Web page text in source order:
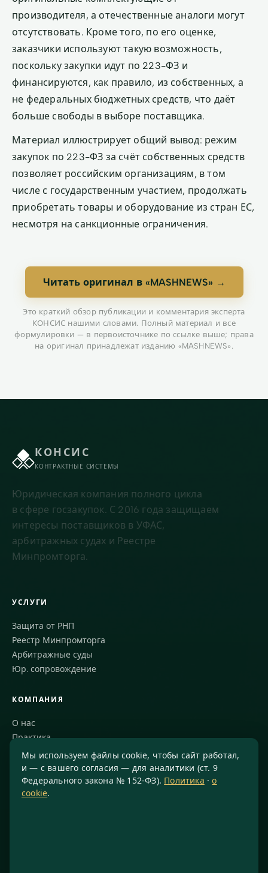
производителя, а отечественные аналоги могут
отсутствовать. Кроме того, по его оценке,
заказчики используют такую возможность,
поскольку закупки идут по 223-ФЗ и
финансируются, как правило, из собственных, а
не федеральных бюджетных средств, что даёт
больше свободы в выборе поставщика.
Материал иллюстрирует общий вывод: режим
закупок по 223-ФЗ за счёт собственных средств
позволяет российским организациям, в том
числе с государственным участием, продолжать
приобретать товары и оборудование из стран ЕС,
несмотря на санкционные ограничения.
Читать оригинал в «MASHNEWS» →
Это краткий обзор публикации и комментария эксперта
КОНСИС нашими словами. Полный материал и все
формулировки — в первоисточнике по ссылке выше; права
на оригинал принадлежат изданию «MASHNEWS».
КОНСИС
КОНТРАКТНЫЕ СИСТЕМЫ
Юридическая компания полного цикла
в сфере госзакупок. С 2016 года защищаем
интересы поставщиков в УФАС,
арбитражных судах и Реестре
Минпромторга.
УСЛУГИ
Защита от РНП
Реестр Минпромторга
Арбитражные суды
Юр. сопровождение
КОМПАНИЯ
О нас
Практика
Блог
Команда
СМИ о нас
Мы используем файлы cookie, чтобы сайт работал,
и — с вашего согласия — для аналитики (ст. 9
Федерального закона № 152-ФЗ). Политика ·о
cookie.